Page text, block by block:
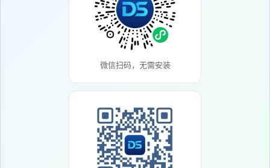
微信扫码，无需安装